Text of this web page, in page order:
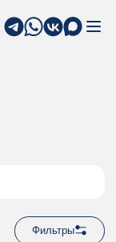
Фильтры